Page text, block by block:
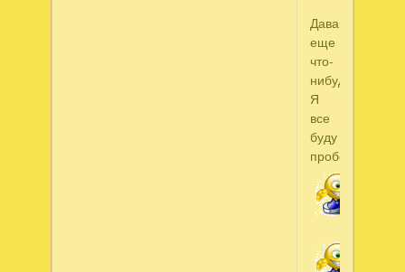
Давай
еще
что-
нибудь.
Я
все
буду
пробовать